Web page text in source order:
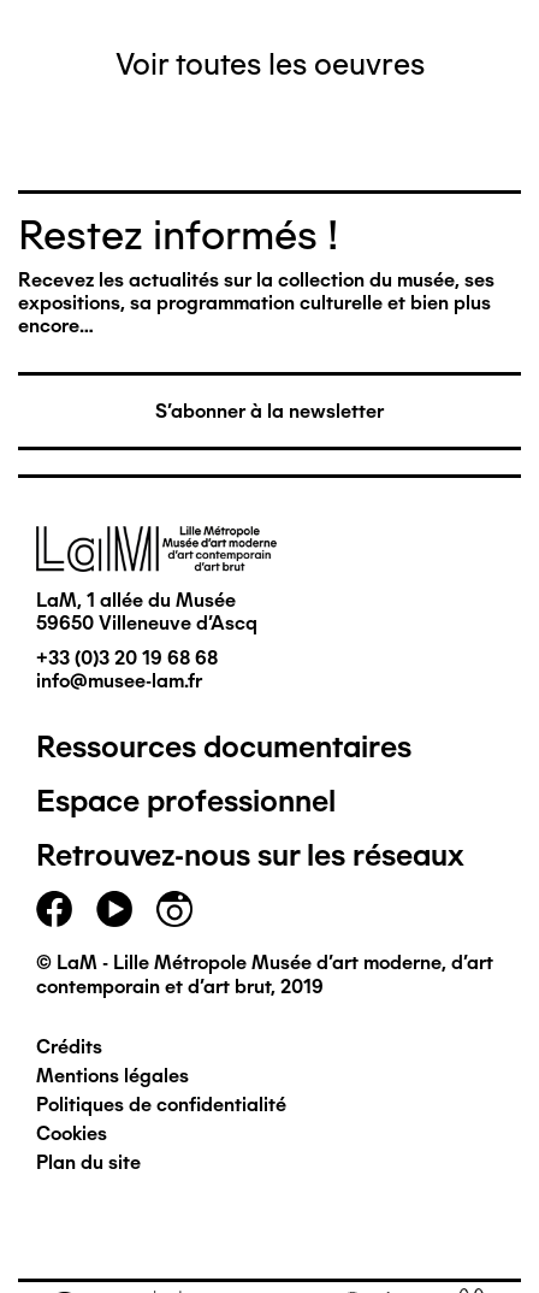
Voir toutes les oeuvres
Restez informés !
Recevez les actualités sur la collection du musée, ses
expositions, sa programmation culturelle et bien plus
encore…
S'abonner à la newsletter
Image
LaM, 1 allée du Musée
59650 Villeneuve d'Ascq
+33 (0)3 20 19 68 68
info@musee-lam.fr
Pied
de
page
principal
Ressources documentaires
Espace professionnel
Retrouvez-nous sur les réseaux
© LaM - Lille Métropole Musée d'art moderne, d'art
contemporain et d'art brut, 2019
Pied
de
page
Crédits
Mentions légales
Politiques de confidentialité
Cookies
Plan du site